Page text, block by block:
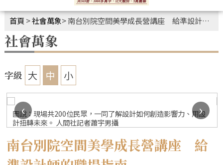
首頁 >社會萬象>南台別院空間美學成長營講座 給準設計師的職場指南
社會萬象
字級 大 中 小
圖說：現場共200位民眾，一同了解設計如何創造影響力、用設
計扭轉未來。 人間社記者蕭宇男攝
‹
›
南台別院空間美學成長營講座 給